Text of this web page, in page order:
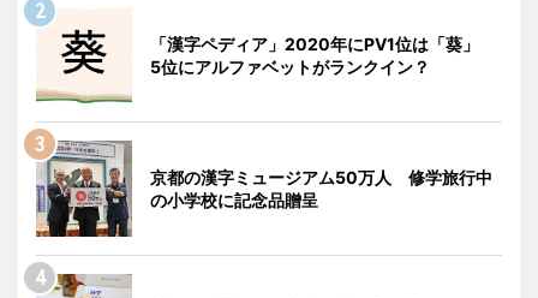
「漢字ペディア」2020年にPV1位は「葵」
5位にアルファベットがランクイン？
京都の漢字ミュージアム50万人 修学旅行中
の小学校に記念品贈呈